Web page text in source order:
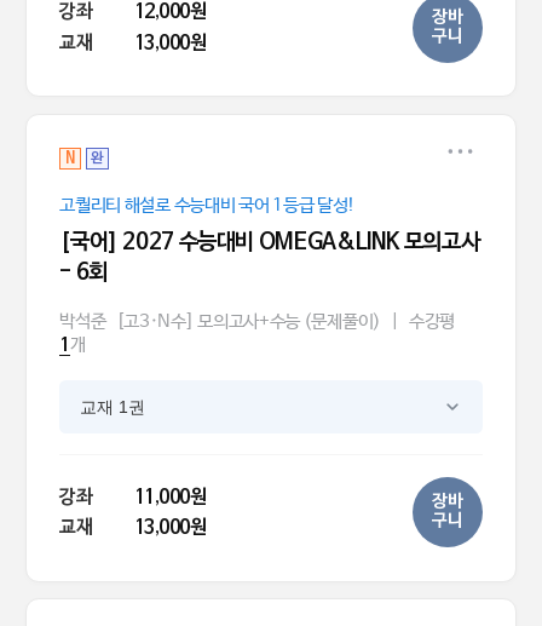
강좌
12,000원
교재
13,000원
장바
구니
N 완
고퀄리티 해설로 수능대비 국어 1등급 달성!
[국어] 2027 수능대비 OMEGA&LINK 모의고사
- 6회
박석준 [고3·N수] 모의고사+수능 (문제풀이) 수강평
1 개
교재 1권
강좌
11,000원
교재
13,000원
장바
구니